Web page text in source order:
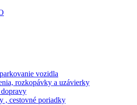
vozidla
rozkopávky a uzávierky
, cestovné poriadky